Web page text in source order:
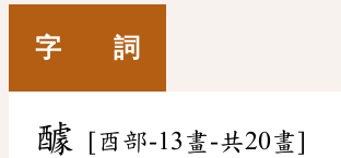
字 詞
醵 [酉部-13畫-共20畫]